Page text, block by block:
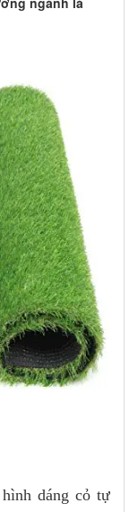
dáng cỏ tự